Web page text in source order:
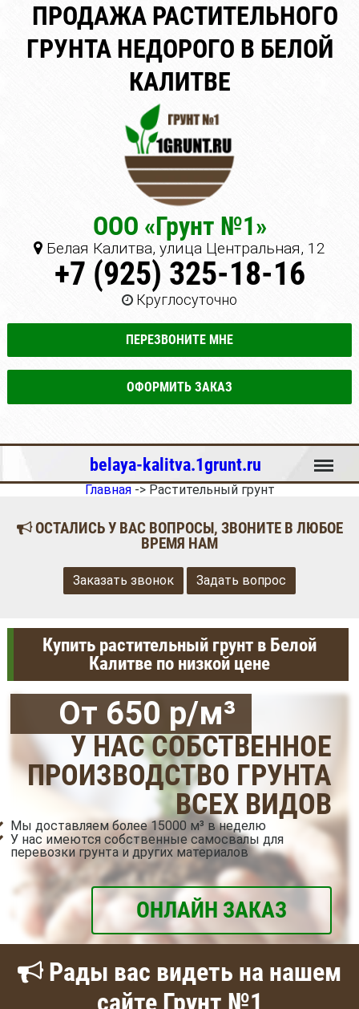
ПРОДАЖА РАСТИТЕЛЬНОГО
ГРУНТА НЕДОРОГО В БЕЛОЙ
КАЛИТВЕ
ООО «Грунт №1»
Белая Калитва, улица Центральная, 12
+7 (925) 325-18-16
Круглосуточно
ПЕРЕЗВОНИТЕ МНЕ
ОФОРМИТЬ ЗАКАЗ
belaya-kalitva.1grunt.ru Меню
Главная-> Растительный грунт
ОСТАЛИСЬ У ВАС ВОПРОСЫ, ЗВОНИТЕ В ЛЮБОЕ
ВРЕМЯ НАМ
Заказать звонок Задать вопрос
Купить растительный грунт в Белой
Калитве по низкой цене
От 650 р/м³
У НАС СОБСТВЕННОЕ
ПРОИЗВОДСТВО ГРУНТА
ВСЕХ ВИДОВ
Мы доставляем более 15000 м³ в неделю
У нас имеются собственные самосвалы для
перевозки грунта и других материалов
ОНЛАЙН ЗАКАЗ
Рады вас видеть на нашем
сайте Грунт №1